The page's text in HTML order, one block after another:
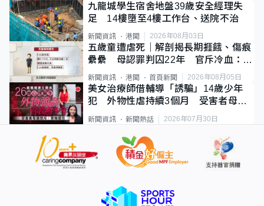
九龍城學生宿舍地盤39歲安全經理失
足 14樓墮至4樓工作台、送院不治
新聞資訊 港聞 2026年08月03日
五歲童遭虐死｜解剖揭長期捱餓、傷痕
纍纍 母認罪判囚22年 官斥冷血：同
類案最惡劣
新聞資訊 港聞 首頁新聞 2026年08月05日
美女治療師借輔導「誘騙」14歲少年
犯 外物性虐持續3個月 受害者母：
要保護其他人
新聞資訊 新聞熱話 2026年07月30日